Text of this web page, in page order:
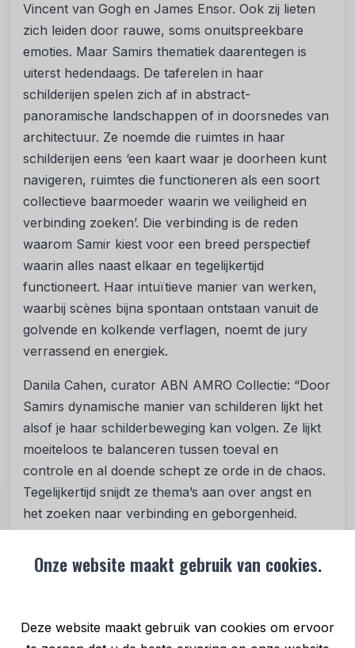
Onze website maakt gebruik van cookies.
Deze website maakt gebruik van cookies om ervoor
Vincent van Gogh en James Ensor. Ook zij lieten
zich leiden door rauwe, soms onuitspreekbare
emoties. Maar Samirs thematiek daarentegen is
uiterst hedendaags. De taferelen in haar
schilderijen spelen zich af in abstract-
panoramische landschappen of in doorsnedes van
architectuur. Ze noemde die ruimtes in haar
schilderijen eens ‘een kaart waar je doorheen kunt
navigeren, ruimtes die functioneren als een soort
collectieve baarmoeder waarin we veiligheid en
verbinding zoeken’. Die verbinding is de reden
waarom Samir kiest voor een breed perspectief
waarin alles naast elkaar en tegelijkertijd
functioneert. Haar intuïtieve manier van werken,
waarbij scènes bijna spontaan ontstaan vanuit de
golvende en kolkende verflagen, noemt de jury
verrassend en energiek.
Danila Cahen, curator ABN AMRO Collectie: “Door
Samirs dynamische manier van schilderen lijkt het
alsof je haar schilderbeweging kan volgen. Ze lijkt
moeiteloos te balanceren tussen toeval en
controle en al doende schept ze orde in de chaos.
Tegelijkertijd snijdt ze thema’s aan over angst en
het zoeken naar verbinding en geborgenheid.
Onderwerpen die uiterst relevant zijn in onze tijd.”
Rein Wolfs, directeur Stedelijk Museum
monumentaliteit, tussen herkenning en